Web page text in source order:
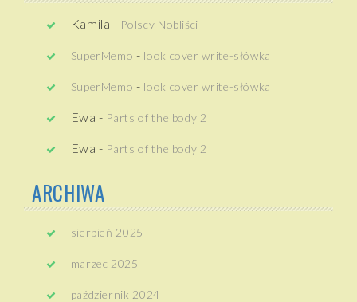
Kamila - Polscy Nobliści
SuperMemo - look cover write-słówka
SuperMemo - look cover write-słówka
Ewa - Parts of the body 2
Ewa - Parts of the body 2
ARCHIWA
sierpień 2025
marzec 2025
październik 2024